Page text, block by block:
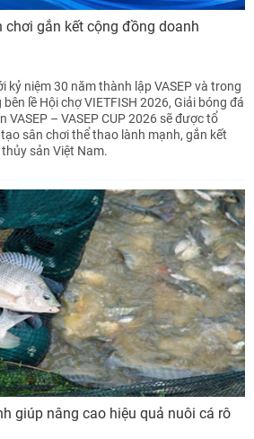
chơi gắn kết cộng đồng doanh
kỷ niệm 30 năm thành lập VASEP và trong
lề Hội chợ VIETFISH 2026, Giải bóng đá
VASEP – VASEP CUP 2026 sẽ được tổ
sân chơi thể thao lành mạnh, gắn kết
sản Việt Nam.
giúp nâng cao hiệu quả nuôi cá rô